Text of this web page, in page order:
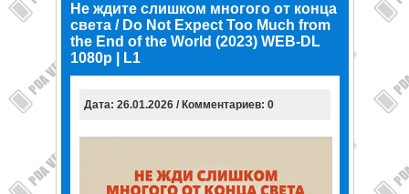
Не ждите слишком многого от конца
света / Do Not Expect Too Much from
the End of the World (2023) WEB-DL
1080p | L1
Дата: 26.01.2026 / Комментариев: 0